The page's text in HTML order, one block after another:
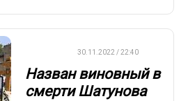
30.11.2022 / 22:40
Назван виновный в
смерти Шатунова